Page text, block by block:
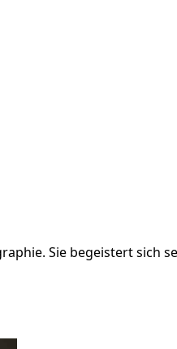
Sie begeistert sich